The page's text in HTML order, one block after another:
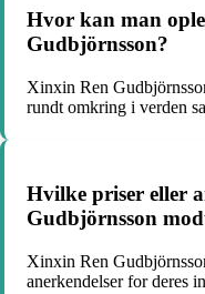
Hvor kan man
Gudbjörnsson?
Xinxin Ren
rundt omkring i verden
Hvilke priser eller
Gudbjörnsson
Xinxin Ren
anerkendelser for deres